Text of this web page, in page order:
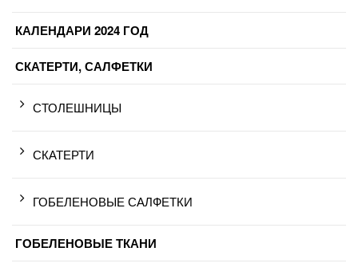
КАЛЕНДАРИ 2024 ГОД
СКАТЕРТИ, САЛФЕТКИ
СТОЛЕШНИЦЫ
СКАТЕРТИ
ГОБЕЛЕНОВЫЕ САЛФЕТКИ
ГОБЕЛЕНОВЫЕ ТКАНИ